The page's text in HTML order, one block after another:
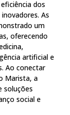
dos
As
um
oferecendo
artificial e
Ao conectar
Marista, a
soluções
social e